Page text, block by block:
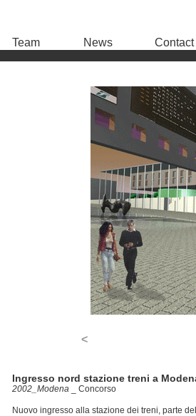
Team News Contact
<
Ingresso nord stazione treni a
2002_Modena Concorso
Nuovo ingresso alla stazione dei treni, parte